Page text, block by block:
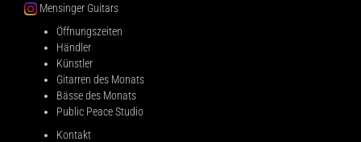
Mensinger Guitars
Öffnungszeiten
Händler
Künstler
Gitarren des Monats
Bässe des Monats
Public Peace Studio
Kontakt